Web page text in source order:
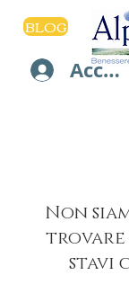
BLOG
Non
trovare
stavi